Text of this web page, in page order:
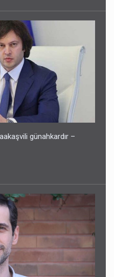
günahkardır –